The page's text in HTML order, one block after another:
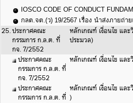
IOSCO CODE OF CONDUCT
กลต.จต.(ว) 19/2567 เรื่อง นำส่งภาย
25.ประกาศคณะ
กรรมการ ก.ล.ต. ที่
กจ. 7/2552
หลักเกณฑ์ เงื่อนไข แล
ประมวล)
ประกาศคณะ
กรรมการ ก.ล.ต. ที่
กจ. 7/2552
หลักเกณฑ์ เงื่อนไข แล
ประกาศคณะ
กรรมการ ก.ล.ต. ที่
หลักเกณฑ์ เงื่อนไข แล
)